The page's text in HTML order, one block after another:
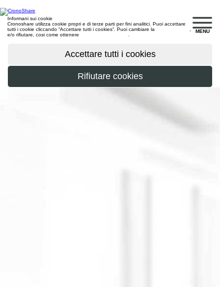
MENU
Informani sui cookie
Cronoshare utilizza cookie propri e di terze parti per fini analitici. Puoi accettare
tutti i cookie cliccando “Accettare tutti i cookies”. Puoi cambiare la
e/o rifiutare, cosi come ottenere